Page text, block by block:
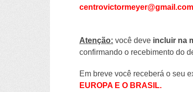
centrovictormeyer@gmail.com
Atenção: você deve incluir na
confirmando o recebimento do
Em breve você receberá o seu
EUROPA E O BRASIL.